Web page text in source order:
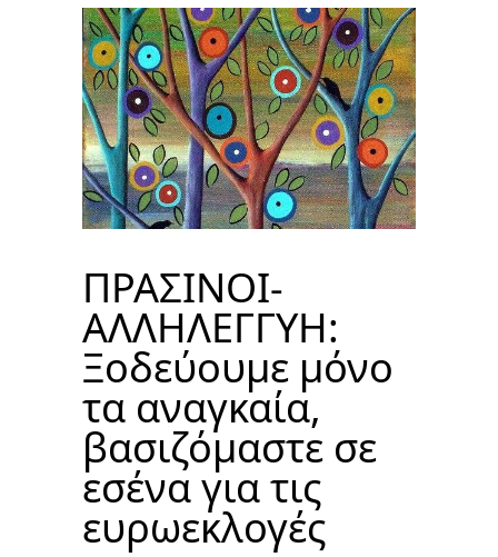
ΠΡΑΣΙΝΟΙ-
ΑΛΛΗΛΕΓΓΥΗ:
Ξοδεύουμε μόνο
τα αναγκαία,
βασιζόμαστε σε
εσένα για τις
ευρωεκλογές